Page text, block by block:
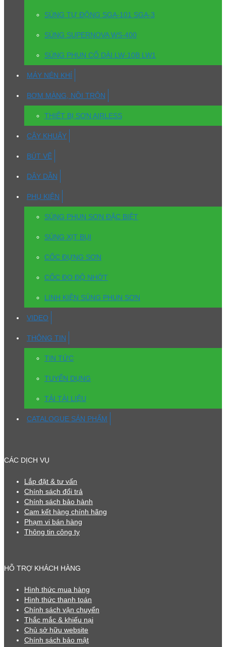
SÚNG TỰ ĐỘNG SGA-101 SGA-3
SÚNG SUPERNOVA WS-400
SÚNG PHUN CỔ DÀI LW-10B LW1
MÁY NÉN KHÍ
BƠM MÀNG, NỒI TRỘN
THIẾT BỊ SƠN AIRLESS
CÂY KHUẤY
BÚT VẼ
DÂY DẪN
PHỤ KIỆN
SÚNG PHUN SƠN ĐẶC BIỆT
SÚNG XỊT BỤI
CỐC ĐỰNG SƠN
CỐC ĐO ĐỘ NHỚT
LINH KIỆN SÚNG PHUN SƠN
VIDEO
THÔNG TIN
TIN TỨC
TUYỂN DỤNG
TẢI TÀI LIỆU
CATALOGUE SẢN PHẨM
CÁC DỊCH VỤ
Lắp đặt & tư vấn
Chính sách đổi trả
Chính sách bảo hành
Cam kết hàng chính hãng
Phạm vi bán hàng
Thông tin công ty
HỖ TRỢ KHÁCH HÀNG
Hình thức mua hàng
Hình thức thanh toán
Chính sách vận chuyển
Thắc mắc & khiếu nại
Chủ sở hữu website
Chính sách bảo mật